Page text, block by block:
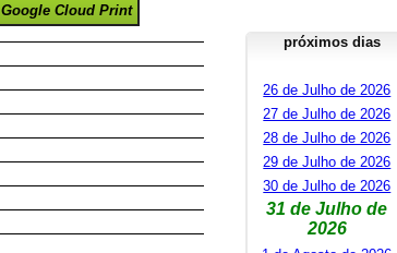
Google Cloud Print
próximos dias
26 de Julho de 2026
27 de Julho de 2026
28 de Julho de 2026
29 de Julho de 2026
30 de Julho de 2026
31 de Julho de
2026